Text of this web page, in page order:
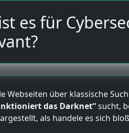
es für
über klassische
das Darknet“sucht,
als handele es sich